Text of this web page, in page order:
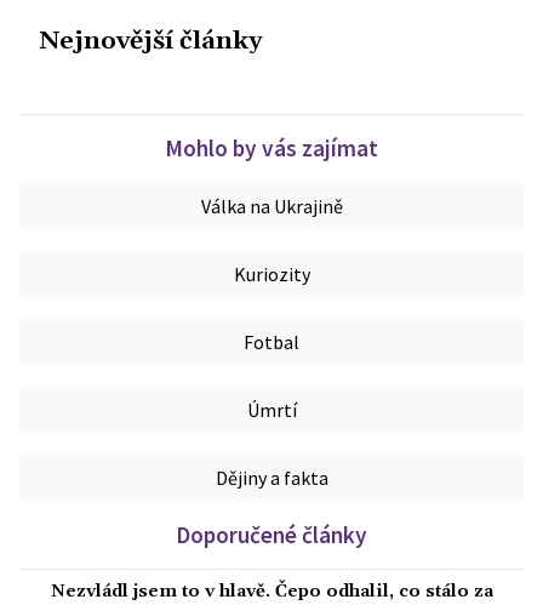
Nejnovější články
Mohlo by vás zajímat
Válka na Ukrajině
Kuriozity
Fotbal
Úmrtí
Dějiny a fakta
Doporučené články
Nezvládl jsem to v hlavě. Čepo odhalil, co stálo za